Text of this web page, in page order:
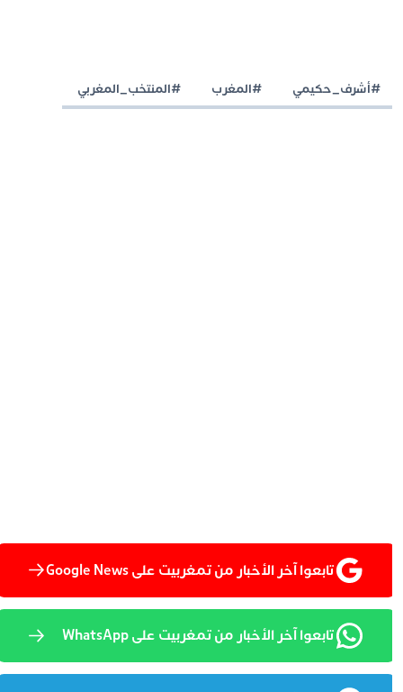
#أشرف_حكيمي #المغرب #المنتخب_المغربي
تابعوا آخر الأخبار من تمغربيت على Google News
تابعوا آخر الأخبار من تمغربيت على WhatsApp